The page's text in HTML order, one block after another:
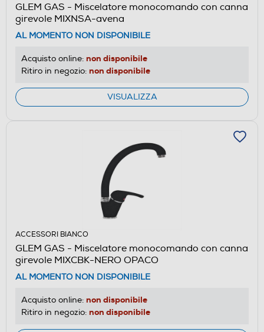
GLEM GAS - Miscelatore monocomando con canna
girevole MIXNSA-avena
AL MOMENTO NON DISPONIBILE
Acquisto online: non disponibile
Ritiro in negozio: non disponibile
VISUALIZZA
ACCESSORI BIANCO
GLEM GAS - Miscelatore monocomando con canna
girevole MIXCBK-NERO OPACO
AL MOMENTO NON DISPONIBILE
Acquisto online: non disponibile
Ritiro in negozio: non disponibile